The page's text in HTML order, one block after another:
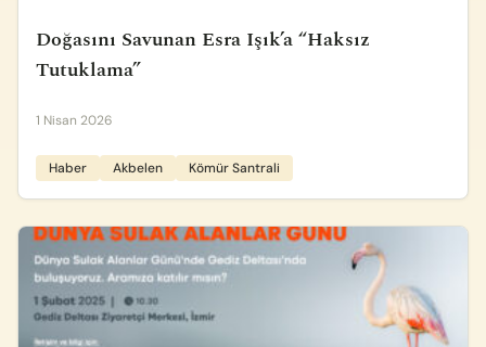
Doğasını Savunan Esra Işık’a “Haksız
Tutuklama”
1 Nisan 2026
Haber Akbelen Kömür Santrali